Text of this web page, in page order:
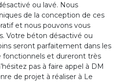
ou lavé. Nous
de la conception de ces
et nous pouvons vous
Votre béton désactivé ou
seront parfaitement dans les
et dureront très
pas à faire appel à DM
de projet à réaliser à Le